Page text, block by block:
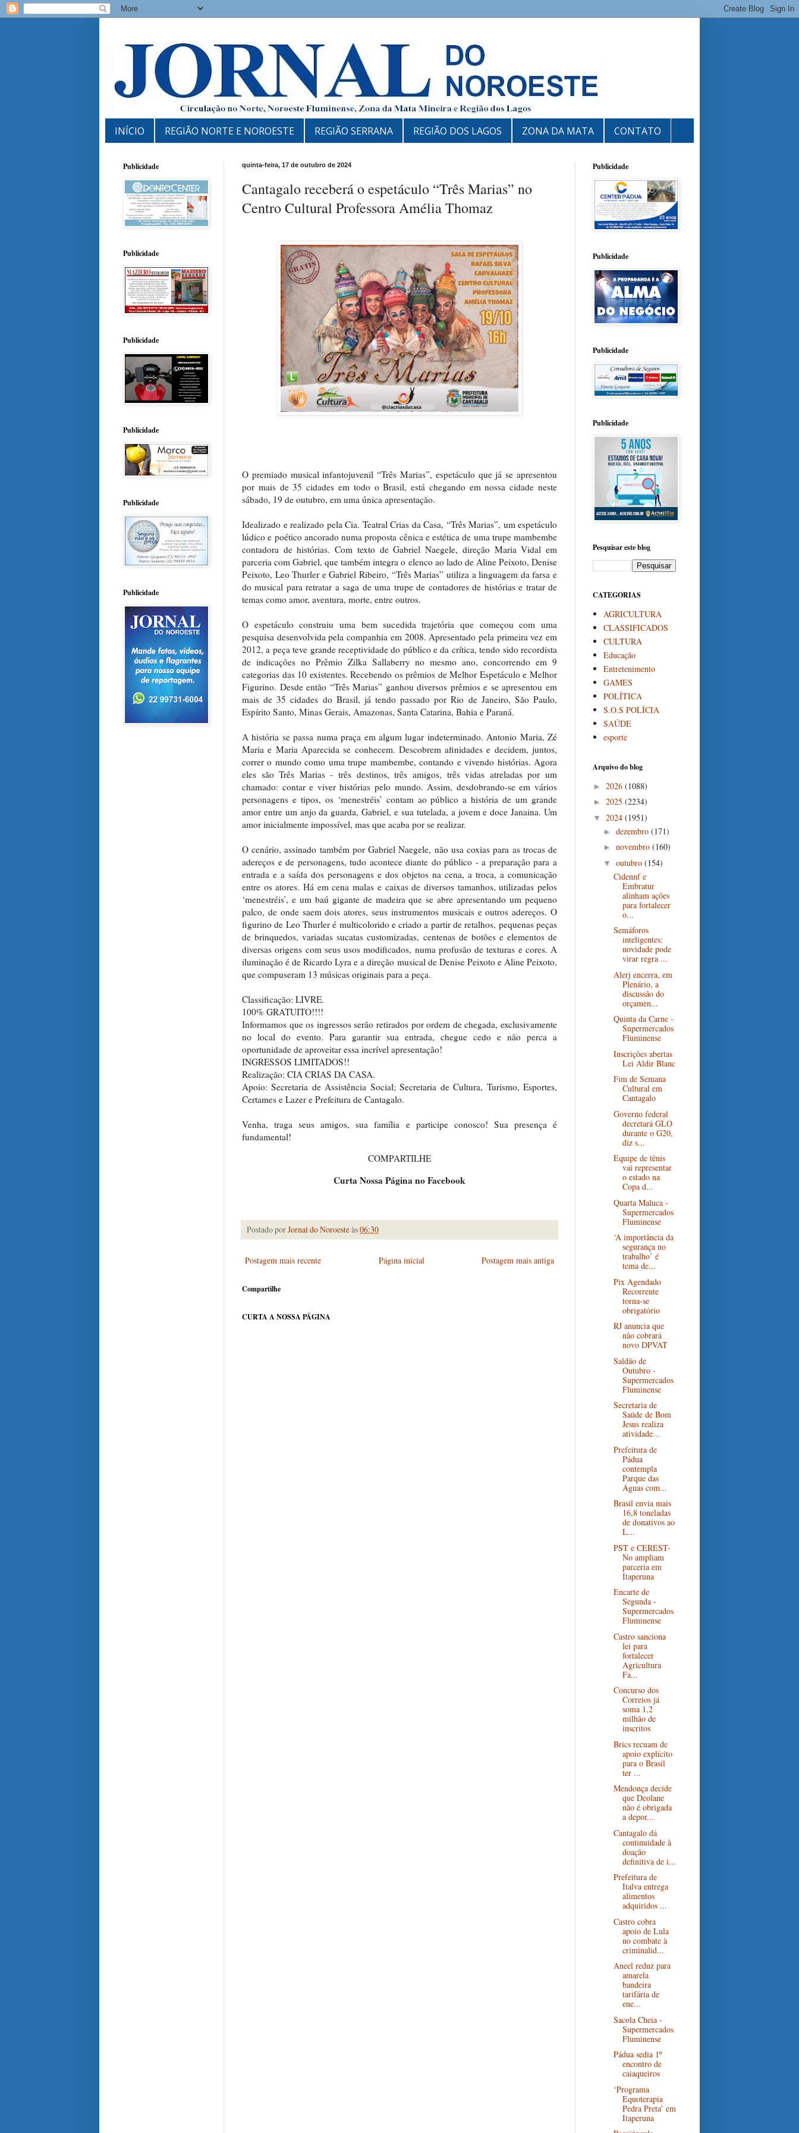
INÍCIO REGIÃO NORTE E NOROESTE REGIÃO SERRANA REGIÃO DOS LAGOS ZONA DA MATA CONTATO
quinta-feira, 17 de outubro de 2024
Cantagalo receberá o espetáculo “Três Marias” no
Centro Cultural Professora Amélia Thomaz
O premiado musical infantojuvenil “Três Marias”, espetáculo que já se apresentou
por mais de 35 cidades em todo o Brasil, está chegando em nossa cidade neste
sábado, 19 de outubro, em uma única apresentação.
Idealizado e realizado pela Cia. Teatral Crias da Casa, “Três Marias”, um espetáculo
lúdico e poético ancorado numa proposta cênica e estética de uma trupe mambembe
contadora de histórias. Com texto de Gabriel Naegele, direção Maria Vidal em
parceria com Gabriel, que também integra o elenco ao lado de Aline Peixoto, Denise
Peixoto, Leo Thurler e Gabriel Ribeiro, “Três Marias” utiliza a linguagem da farsa e
do musical para retratar a saga de uma trupe de contadores de histórias e tratar de
temas como amor, aventura, morte, entre outros.
O espetáculo construiu uma bem sucedida trajetória que começou com uma
pesquisa desenvolvida pela companhia em 2008. Apresentado pela primeira vez em
2012, a peça teve grande receptividade do público e da crítica, tendo sido recordista
de indicações no Prêmio Zilka Sallaberry no mesmo ano, concorrendo em 9
categorias das 10 existentes. Recebendo os prêmios de Melhor Espetáculo e Melhor
Figurino. Desde então “Três Marias” ganhou diversos prêmios e se apresentou em
mais de 35 cidades do Brasil, já tendo passado por Rio de Janeiro, São Paulo,
Espírito Santo, Minas Gerais, Amazonas, Santa Catarina, Bahia e Paraná.
A história se passa numa praça em algum lugar indeterminado. Antonio Maria, Zé
Maria e Maria Aparecida se conhecem. Descobrem afinidades e decidem, juntos,
correr o mundo como uma trupe mambembe, contando e vivendo histórias. Agora
eles são Três Marias - três destinos, três amigos, três vidas atreladas por um
chamado: contar e viver histórias pelo mundo. Assim, desdobrando-se em vários
personagens e tipos, os ‘menestréis’ contam ao público a história de um grande
amor entre um anjo da guarda, Gabriel, e sua tutelada, a jovem e doce Janaina. Um
amor inicialmente impossível, mas que acaba por se realizar.
O cenário, assinado também por Gabriel Naegele, não usa coxias para as trocas de
adereços e de personagens, tudo acontece diante do público - a preparação para a
entrada e a saída dos personagens e dos objetos na cena, a troca, a comunicação
entre os atores. Há em cena malas e caixas de diversos tamanhos, utilizadas pelos
‘menestréis’, e um baú gigante de madeira que se abre apresentando um pequeno
palco, de onde saem dois atores, seus instrumentos musicais e outros adereços. O
figurino de Leo Thurler é multicolorido e criado a partir de retalhos, pequenas peças
de brinquedos, variadas sucatas customizadas, centenas de botões e elementos de
diversas origens com seus usos modificados, numa profusão de texturas e cores. A
iluminação é de Ricardo Lyra e a direção musical de Denise Peixoto e Aline Peixoto,
que compuseram 13 músicas originais para a peça.
Classificação: LIVRE.
100% GRATUITO!!!!
Informamos que os ingressos serão retirados por ordem de chegada, exclusivamente
no local do evento. Para garantir sua entrada, chegue cedo e não perca a
oportunidade de aproveitar essa incrível apresentação!
INGRESSOS LIMITADOS!!
Realização: CIA CRIAS DA CASA.
Apoio: Secretaria de Assistência Social; Secretaria de Cultura, Turismo, Esportes,
Certames e Lazer e Prefeitura de Cantagalo.
Venha, traga seus amigos, sua família e participe conosco! Sua presença é
fundamental!
COMPARTILHE
Curta Nossa Página no Facebook
Postado porJornal do Noroesteàs06:30
Postagem mais recente Postagem mais antiga
Página inicial
Compartilhe
CURTA A NOSSA PÁGINA
Publicidade
Publicidade
Publicidade
Publicidade
Publicidade
Publicidade
Publicidade
Publicidade
Publicidade
Publicidade
Pesquisar este blog
CATEGORIAS
AGRICULTURA
CLASSIFICADOS
CULTURA
Educação
Entretenimento
GAMES
POLÍTICA
S.O.S POLÍCIA
SAÚDE
esporte
Arquivo do blog
► 2026 (1088)
► 2025 (2234)
▼ 2024 (1951)
► dezembro (171)
► novembro (160)
▼ outubro (154)
Cidennf e
Embratur
alinham ações
para fortalecer
o...
Semáforos
inteligentes:
novidade pode
virar regra ...
Alerj encerra, em
Plenário, a
discussão do
orçamen...
Quinta da Carne -
Supermercados
Fluminense
Inscrições abertas
Lei Aldir Blanc
Fim de Semana
Cultural em
Cantagalo
Governo federal
decretará GLO
durante o G20,
diz s...
Equipe de tênis
vai representar
o estado na
Copa d...
Quarta Maluca -
Supermercados
Fluminense
‘A importância da
segurança no
trabalho’ é
tema de...
Pix Agendado
Recorrente
torna-se
obrigatório
RJ anuncia que
não cobrará
novo DPVAT
Saldão de
Outubro -
Supermercados
Fluminense
Secretaria de
Saúde de Bom
Jesus realiza
atividade...
Prefeitura de
Pádua
contempla
Parque das
Águas com...
Brasil envia mais
16,8 toneladas
de donativos ao
L...
PST e CEREST-
No ampliam
parceria em
Itaperuna
Encarte de
Segunda -
Supermercados
Fluminense
Castro sanciona
lei para
fortalecer
Agricultura
Fa...
Concurso dos
Correios já
soma 1,2
milhão de
inscritos
Brics recuam de
apoio explícito
para o Brasil
ter ...
Mendonça decide
que Deolane
não é obrigada
a depor...
Cantagalo dá
continuidade à
doação
definitiva de i...
Prefeitura de
Italva entrega
alimentos
adquiridos ...
Castro cobra
apoio de Lula
no combate à
criminalid...
Aneel reduz para
amarela
bandeira
tarifária de
ene...
Sacola Cheia -
Supermercados
Fluminense
Pádua sedia 1º
encontro de
caiaqueiros
‘Programa
Equoterapia
Pedra Preta’ em
Itaperuna